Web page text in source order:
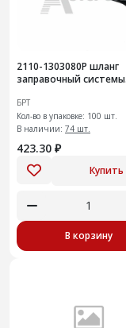
2110-1303080Р шланг
заправочный системы
БРТ
Кол-во в упаковке: 100 шт.
В наличии: 74 шт.
423.30 ₽
Купить
В корзину